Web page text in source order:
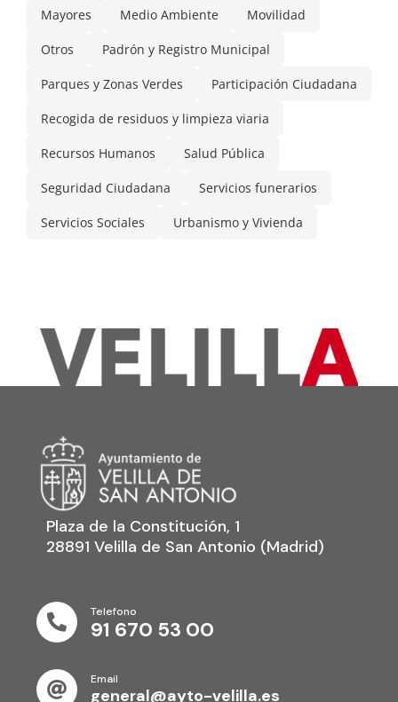
Mayores Medio Ambiente Movilidad
Otros Padrón y Registro Municipal
Parques y Zonas Verdes Participación Ciudadana
Recogida de residuos y limpieza viaria
Recursos Humanos Salud Pública
Seguridad Ciudadana Servicios funerarios
Servicios Sociales Urbanismo y Vivienda
Plaza de la Constitución, 1
28891 Velilla de San Antonio (Madrid)

Telefono
91 670 53 00

Email
general@ayto-velilla.es